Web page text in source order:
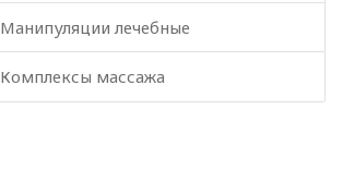
Манипуляции лечебные
Комплексы массажа